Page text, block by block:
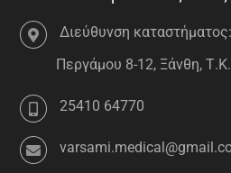
Διεύθυνση καταστήματος:
Περγάμου 8-12, Ξάνθη,
25410 64770